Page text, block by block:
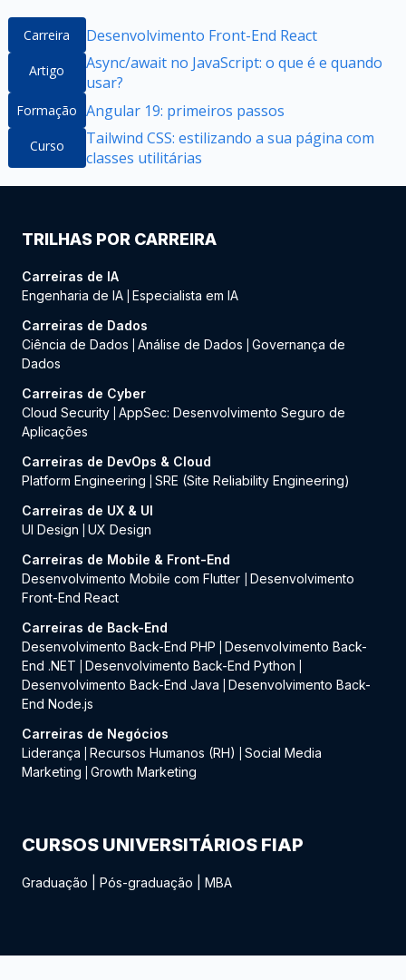
Carreira Desenvolvimento Front-End React
Artigo
Async/await no JavaScript: o que é e quando
usar?
Formação Angular 19: primeiros passos
Curso
Tailwind CSS: estilizando a sua página com
classes utilitárias
TRILHAS POR CARREIRA
Carreiras de IA
Engenharia de IA Especialista em IA
Carreiras de Dados
Ciência de Dados
Análise de Dados
Governança de
Dados
Carreiras de Cyber
Cloud Security AppSec: Desenvolvimento Seguro de
Aplicações
Carreiras de DevOps & Cloud
Platform Engineering
SRE (Site Reliability Engineering)
Carreiras de UX & UI
UI Design
UX Design
Carreiras de Mobile & Front-End
Desenvolvimento Mobile com Flutter
Desenvolvimento
Front-End React
Carreiras de Back-End
Desenvolvimento Back-End PHP
Desenvolvimento Back-
End .NET
Desenvolvimento Back-End Python
Desenvolvimento Back-End Java
Desenvolvimento Back-
End Node.js
Carreiras de Negócios
Liderança
Recursos Humanos (RH)
Social Media
Marketing
Growth Marketing
CURSOS UNIVERSITÁRIOS FIAP
Graduação Pós-graduação MBA